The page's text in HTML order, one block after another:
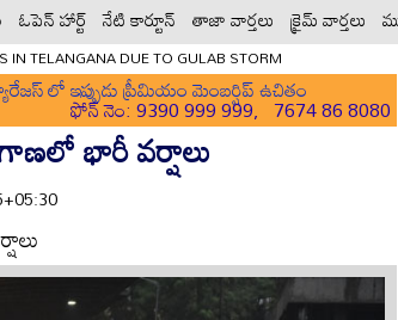
ఓపెన్ హార్ట్ నేటి కార్టూన్ తాజా వార్తలు క్రైమ్ వార్తలు
IN TELANGANA DUE TO GULAB STORM
లో ఇప్పుడు ప్రీమియం మెంబర్షిప్ ఉచితం
ఫోన్ నెం: 9390 999 999, 7674 86 8080
భారీ వర్షాలు